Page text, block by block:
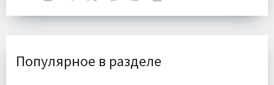
Популярное в разделе